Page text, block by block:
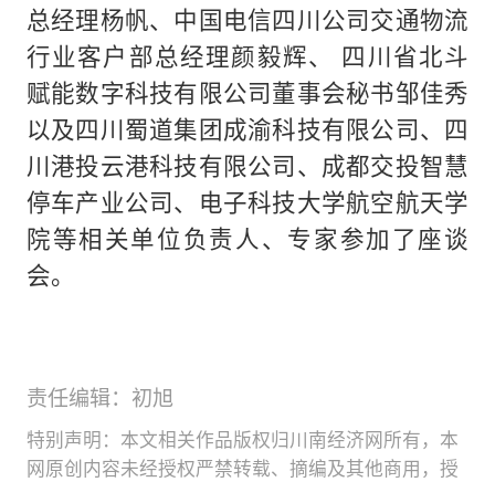
总经理杨帆、中国电信四川公司交通物流
行业客户部总经理颜毅辉、 四川省北斗
赋能数字科技有限公司董事会秘书邹佳秀
以及四川蜀道集团成渝科技有限公司、四
川港投云港科技有限公司、成都交投智慧
停车产业公司、电子科技大学航空航天学
院等相关单位负责人、专家参加了座谈
会。
责任编辑：初旭
特别声明：本文相关作品版权归川南经济网所有，本
网原创内容未经授权严禁转载、摘编及其他商用，授